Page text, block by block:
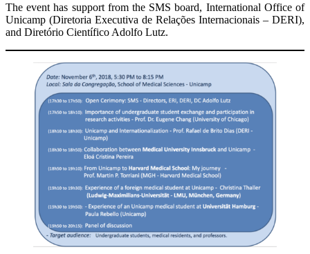
The event has support from the SMS board, International Office of
Unicamp (Diretoria Executiva de Relações Internacionais – DERI),
and Diretório Científico Adolfo Lutz.